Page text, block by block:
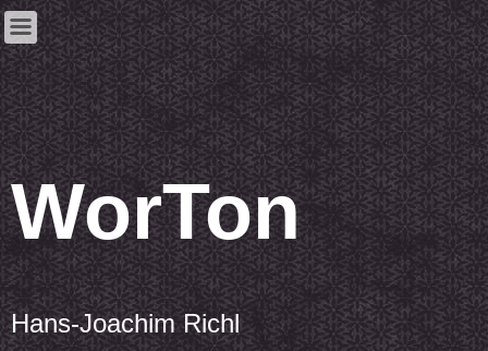
WorTon
Hans-Joachim Richl